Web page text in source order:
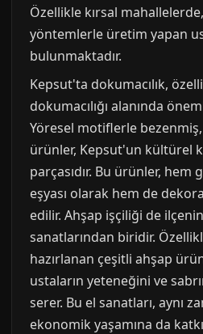
Özellikle kırsal
yöntemlerle üretim yapan
bulunmaktadır.
Kepsut'ta dokumacılık,
dokumacılığı alanında
Yöresel motiflerle
ürünler, Kepsut'un kültürel
parçasıdır. Bu ürünler, hem
eşyası olarak hem de
edilir. Ahşap işçiliği de
sanatlarından biridir.
hazırlanan çeşitli ahşap
ustaların yeteneğini ve
serer. Bu el sanatları, aynı
ekonomik yaşamına da